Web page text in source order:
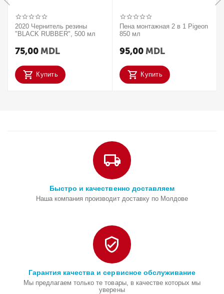
2020 Чернитель резины
"BLACK RUBBER", 500 мл
75,00 MDL
Купить
Пена монтажная 2 в 1 Pigeon
850 мл
95,00 MDL
Купить
Быстро и качественно доставляем
Наша компания производит доставку по Молдове
Гарантия качества и сервисное обслуживание
Мы предлагаем только те товары, в качестве которых мы
уверены